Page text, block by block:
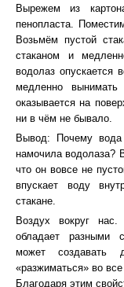
Вырежем из
пенопласта.
Возьмём пустой
стаканом и
водолаз опускается
медленно
оказывается на
ни в чём не бывало.
Вывод: Почему вода
намочила водолаза?
что он вовсе не
впускает воду
стакане.
Воздух вокруг
обладает разными
может создавать
«разжиматься» во
Благодаря этим